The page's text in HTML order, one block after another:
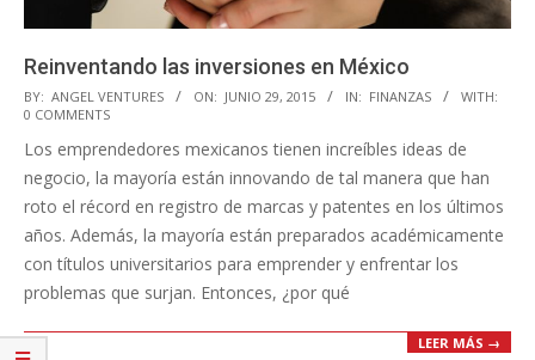
Reinventando las inversiones en México
2015-
06-
29
BY: ANGEL VENTURES ON: JUNIO 29, 2015 IN: FINANZAS
WITH:
0 COMMENTS
Los emprendedores mexicanos tienen increíbles ideas de
negocio, la mayoría están innovando de tal manera que han
roto el récord en registro de marcas y patentes en los últimos
años. Además, la mayoría están preparados académicamente
con títulos universitarios para emprender y enfrentar los
problemas que surjan. Entonces, ¿por qué
LEER MÁS →